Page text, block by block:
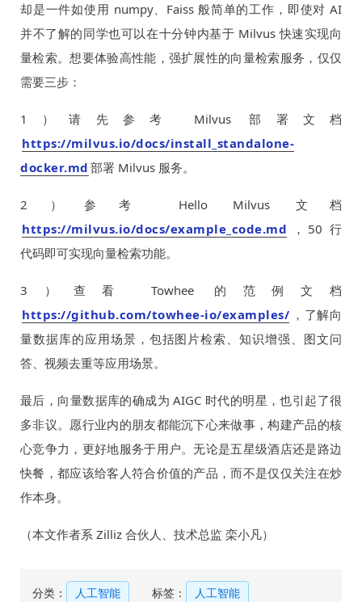
却是一件如使用 numpy、Faiss 般简单的工作，即使对 AI
并不了解的同学也可以在十分钟内基于 Milvus 快速实现向
量检索。想要体验高性能，强扩展性的向量检索服务，仅仅
需要三步：
1）请先参考 Milvus 部署文档
https://milvus.io/docs/install_standalone-
docker.md 部署 Milvus 服务。
2）参考 Hello Milvus 文档
https://milvus.io/docs/example_code.md
，50 行
代码即可实现向量检索功能。
3）查看 Towhee 的范例文档
https://github.com/towhee-io/examples/ ，了解向
量数据库的应用场景，包括图片检索、知识增强、图文问
答、视频去重等应用场景。
最后，向量数据库的确成为 AIGC 时代的明星，也引起了很
多非议。愿行业内的朋友都能沉下心来做事，构建产品的核
心竞争力，更好地服务于用户。无论是五星级酒店还是路边
快餐，都应该给客人符合价值的产品，而不是仅仅关注在炒
作本身。
（本文作者系 Zilliz 合伙人、技术总监 栾小凡）
分类： 人工智能 标签： 人工智能